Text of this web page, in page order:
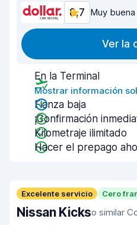
8,7 Muy buena
Ver la
En la Terminal
Mostrar información
Fianza baja
¡Confirmación
Kilometraje ilimitado
Hacer el prepago
Excelente servicio Cero
Nissan Kickso similar